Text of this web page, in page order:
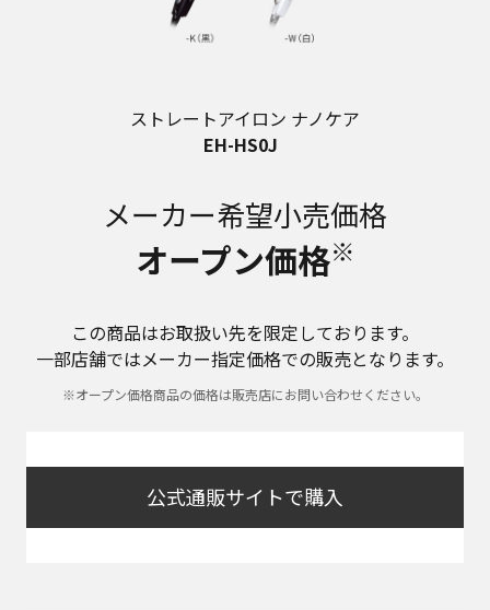
ストレートアイロン ナノケア
EH-HS0J
メーカー希望小売価格
オープン価格※
この商品はお取扱い先を限定しております。
一部店舗ではメーカー指定価格での販売となります。
※オープン価格商品の価格は販売店にお問い合わせください。
公式通販サイトで購入